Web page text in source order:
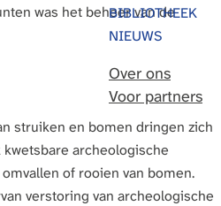
BIBLIOTHEEK
NIEUWS
Over ons
Voor partners
was het beheer van de
struiken en bomen dringen zich
archeologische
of rooien van bomen.
verstoring van archeologische